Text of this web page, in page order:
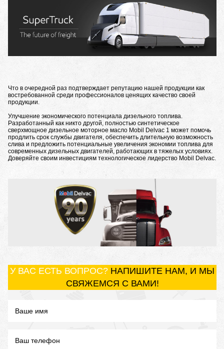
Что в очередной раз подтверждает репутацию нашей продукции как
востребованной среди профессионалов ценящих качество своей
продукции.
Улучшение экономического потенциала дизельного топлива.
Разработанный как никто другой, полностью синтетическое
сверхмощное дизельное моторное масло Mobil Delvac 1 может помочь
продлить срок службы двигателя, обеспечить длительную возможность
слива и предложить потенциальные увеличения экономии топлива для
современных дизельных двигателей, работающих в тяжелых условиях.
Доверяйте своим инвестициям технологическое лидерство Mobil Delvac.
У ВАС ЕСТЬ ВОПРОС? НАПИШИТЕ НАМ, И МЫ
СВЯЖЕМСЯ С ВАМИ!